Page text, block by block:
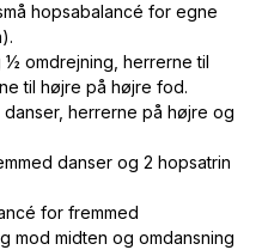
hopsabalancé for egne
omdrejning, herrerne til
til højre på højre fod.
herrerne på højre og
danser og 2 hopsatrin
for fremmed
mod midten og omdansning